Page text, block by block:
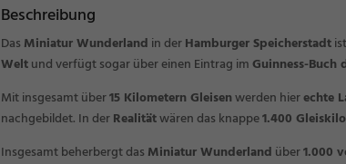
Beschreibung
Das Miniatur Wunderland in derHamburger Speicherstadt
Weltund verfügt sogar über einen Eintrag imGuinness-Buch
Mit insgesamt über15 Kilometern Gleisenwerden hierechte
nachgebildet. In derRealitätwären das knappe1.400
Insgesamt beherbergt das Miniatur Wunderland über1.000